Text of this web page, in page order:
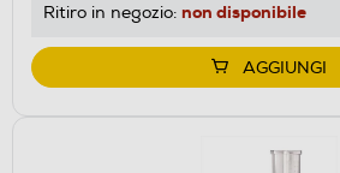
Ritiro in negozio: non disponibile
AGGIUNGI